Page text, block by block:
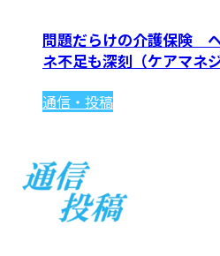
問題だらけの介護保険
ネ不足も深刻（ケアマネ
通信・投稿